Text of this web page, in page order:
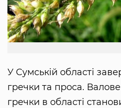
У Сумській області
гречки та проса.
гречки в області